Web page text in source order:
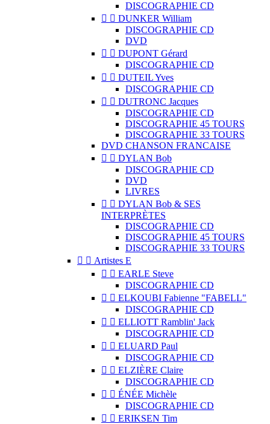
DISCOGRAPHIE CD
  DUNKER William
DISCOGRAPHIE CD
DVD
  DUPONT Gérard
DISCOGRAPHIE CD
  DUTEIL Yves
DISCOGRAPHIE CD
  DUTRONC Jacques
DISCOGRAPHIE CD
DISCOGRAPHIE 45 TOURS
DISCOGRAPHIE 33 TOURS
DVD CHANSON FRANCAISE
  DYLAN Bob
DISCOGRAPHIE CD
DVD
LIVRES
  DYLAN Bob & SES
INTERPRÈTES
DISCOGRAPHIE CD
DISCOGRAPHIE 45 TOURS
DISCOGRAPHIE 33 TOURS
  Artistes E
  EARLE Steve
DISCOGRAPHIE CD
  ELKOUBI Fabienne "FABELL"
DISCOGRAPHIE CD
  ELLIOTT Ramblin' Jack
DISCOGRAPHIE CD
  ELUARD Paul
DISCOGRAPHIE CD
  ELZIÈRE Claire
DISCOGRAPHIE CD
  ÉNÉE Michèle
DISCOGRAPHIE CD
  ERIKSEN Tim